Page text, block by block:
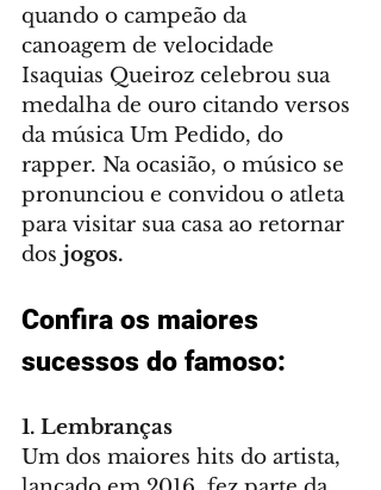
quando o campeão da
canoagem de velocidade
Isaquias Queiroz celebrou sua
medalha de ouro citando versos
da música Um Pedido, do
rapper. Na ocasião, o músico se
pronunciou e convidou o atleta
para visitar sua casa ao retornar
dos jogos.
Confira os maiores
sucessos do famoso:
1. Lembranças
Um dos maiores hits do artista,